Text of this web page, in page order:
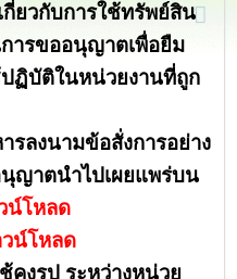
ยวกับการใช้ทรัพย์สิน
ารขออนุญาตเพื่อยืม
ฏิบัติในหน่วยงานที่ถูก
ลงนามข้อสั่งการอย่าง
ญาตนำไปเผยแพร่บน
น์โหลด
น์โหลด
คงรูป ระหว่างหน่วย